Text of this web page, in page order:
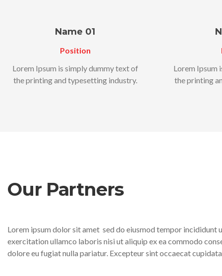
Name 01
Position
Lorem Ipsum is simply dummy text of
the printing and typesetting industry.
Lorem Ipsum
the printing
Our Partners
Lorem ipsum dolor sit amet sed do eiusmod tempor incididunt
exercitation ullamco laboris nisi ut aliquip ex ea commodo
dolore eu fugiat nulla pariatur. Excepteur sint occaecat